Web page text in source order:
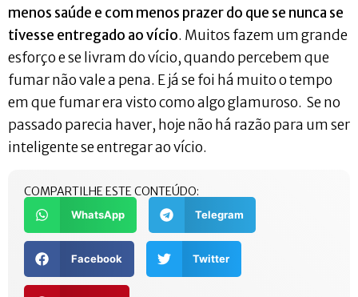
menos saúde e com menos prazer do que se nunca se
tivesse entregado ao vício. Muitos fazem um grande
esforço e se livram do vício, quando percebem que
fumar não vale a pena. E já se foi há muito o tempo
em que fumar era visto como algo glamuroso. Se no
passado parecia haver, hoje não há razão para um ser
inteligente se entregar ao vício.
COMPARTILHE ESTE CONTEÚDO:
WhatsApp Telegram
Facebook Twitter